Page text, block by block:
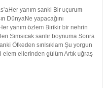
yanım sanki Bir uçurum
DünyaNe yapacağını
yanım özlem Birikir bir nehrin
Sımsıcak sarılır boynuma Sonra
Öfkeden sırılsıklam Şu yorgun
ellerinden gülüm Artık uğraş